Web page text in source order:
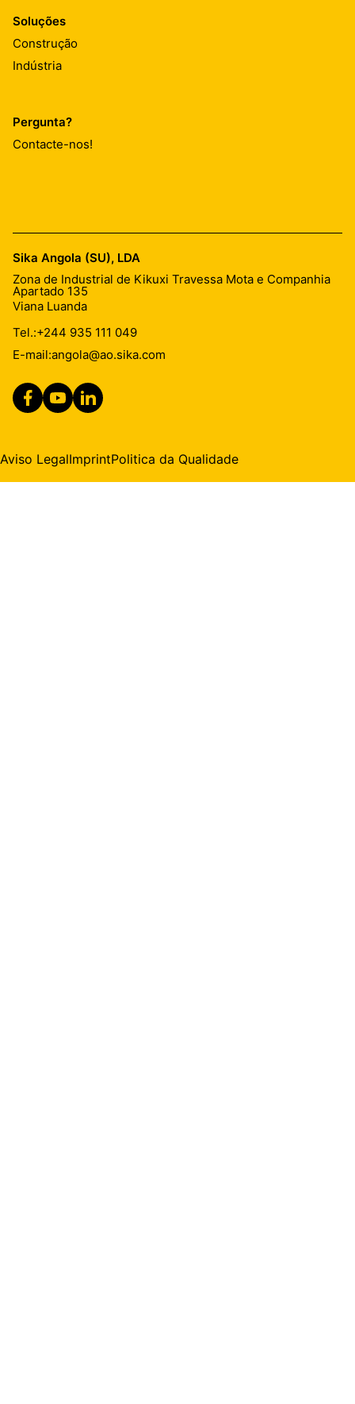
Soluções
Construção
Indústria
Pergunta?
Contacte-nos!
Sika Angola (SU), LDA
Zona de Industrial de Kikuxi Travessa Mota e Companhia
Apartado 135
Viana Luanda
Tel.:+244 935 111 049
E-mail:angola@ao.sika.com
Aviso LegalImprintPolitica da Qualidade